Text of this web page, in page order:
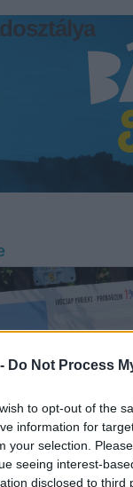
Do Not Process
to opt-out of the
information for
your selection.
seeing interest-
disclosed to third